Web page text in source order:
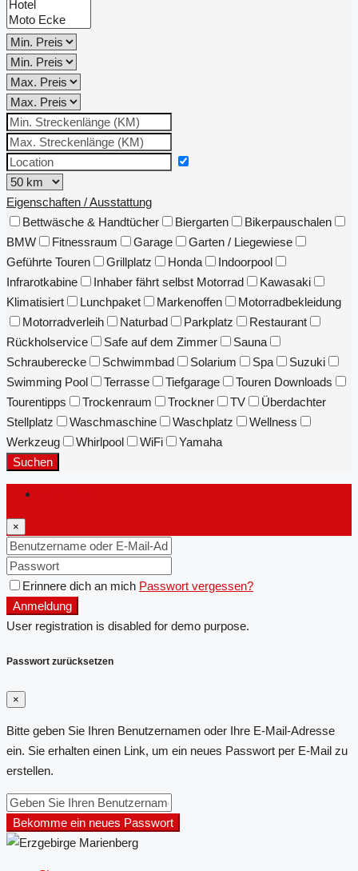
Eigenschaften / Ausstattung
Bettwäsche & Handtücher
Biergarten
Bikerpauschalen
BMW
Fitnessraum Garage
Garten / Liegewiese
Geführte Touren
Grillplatz Honda
Indoorpool
Infrarotkabine
Inhaber fährt selbst Motorrad
Kawasaki
Klimatisiert
Lunchpaket Markenoffen
Motorradbekleidung
Motorradverleih
Naturbad Parkplatz
Restaurant
Rückholservice
Safe auf dem Zimmer
Sauna
Schrauberecke
Schwimmbad Solarium Spa
Suzuki
Swimming Pool
Terrasse Tiefgarage
Touren Downloads
Tourentipps
Trockenraum Trockner TV
Überdachter
Stellplatz
Waschmaschine Waschplatz
Wellness
Werkzeug
Whirlpool WiFi
Yamaha
Suchen
×
Erinnere dich an mich Passwort vergessen?
Anmeldung
User registration is disabled for demo purpose.
Passwort zurücksetzen
×
Bitte geben Sie Ihren Benutzernamen oder Ihre E-Mail-Adresse
ein. Sie erhalten einen Link, um ein neues Passwort per E-Mail zu
erstellen.
Bekomme ein neues Passwort